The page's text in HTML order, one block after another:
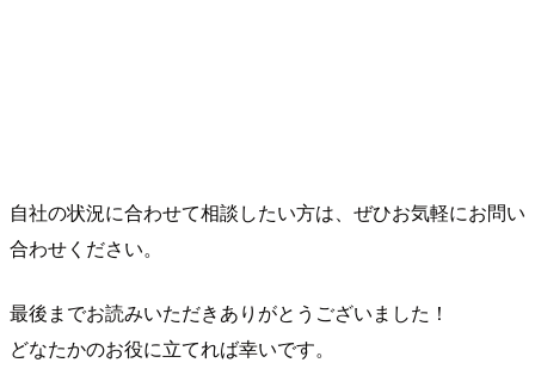
自社の状況に合わせて相談したい方は、ぜひお気軽にお問い
合わせください。
最後までお読みいただきありがとうございました！
どなたかのお役に立てれば幸いです。